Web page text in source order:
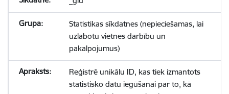
Statistikas sīkdatnes (nepieciešamas, lai
uzlabotu vietnes darbību un
pakalpojumus)
Reģistrē unikālu ID, kas tiek izmantots
statistisko datu iegūšanai par to, kā